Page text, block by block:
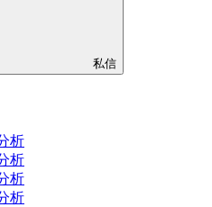
私信
析
析
析
析